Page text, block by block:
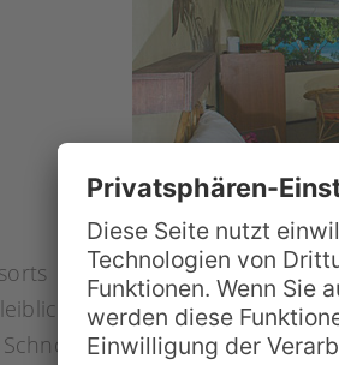
gibt es eine Bar und
Wohl der Gäste
geliehen werden.